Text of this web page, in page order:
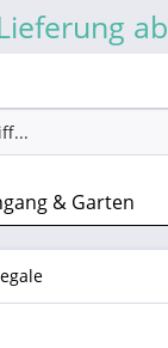
& Garten